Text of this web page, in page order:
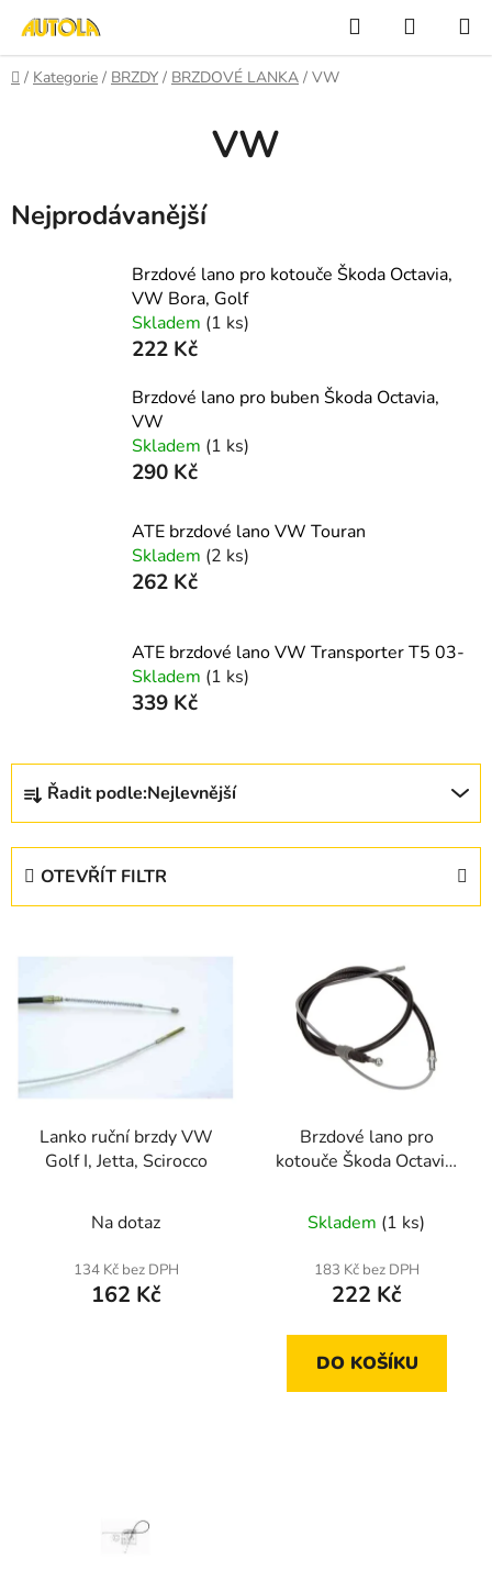
obsah
Hledat
KOŠÍK
Domů
/ Kategorie / BRZDY / BRZDOVÉ LANKA / VW
VW
Nejprodávanější
Brzdové lano pro kotouče Škoda Octavia,
VW Bora, Golf
Skladem (1 ks)
222 Kč
Brzdové lano pro buben Škoda Octavia,
VW
Skladem (1 ks)
290 Kč
ATE brzdové lano VW Touran
Skladem (2 ks)
262 Kč
ATE brzdové lano VW Transporter T5 03-
Skladem (1 ks)
339 Kč
Ř
z
p
o
k
Řadit podle:Nejlevnější
OTEVŘÍT FILTR
p
p
Lanko ruční brzdy VW
Golf I, Jetta, Scirocco
Na dotaz
134 Kč bez DPH
162 Kč
Brzdové lano pro
kotouče Škoda Octavia,
Skladem (1 ks)
183 Kč bez DPH
222 Kč
DO KOŠÍKU